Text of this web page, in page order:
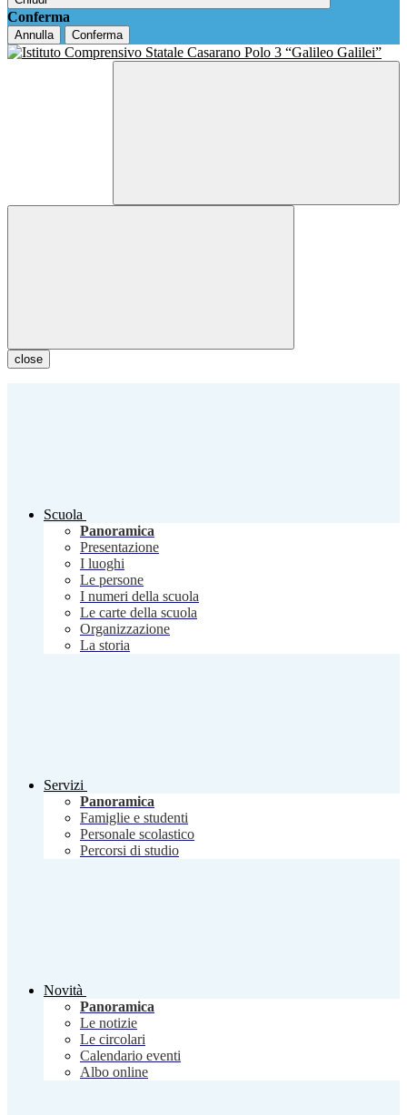
Conferma
Annulla Conferma
close
Scuola
Panoramica
Presentazione
I luoghi
Le persone
I numeri della scuola
Le carte della scuola
Organizzazione
La storia
Servizi
Panoramica
Famiglie e studenti
Personale scolastico
Percorsi di studio
Novità
Panoramica
Le notizie
Le circolari
Calendario eventi
Albo online